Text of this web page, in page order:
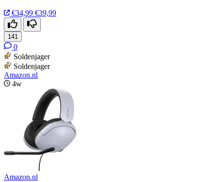
€34,99 €39,99
141
0
Soldenjager
Soldenjager
Amazon.nl
4w
Amazon.nl